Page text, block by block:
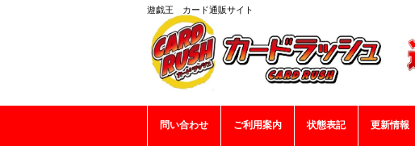
遊戯王 カード通販サイト
問い合わせ ご利用案内 状態表記 更新情報